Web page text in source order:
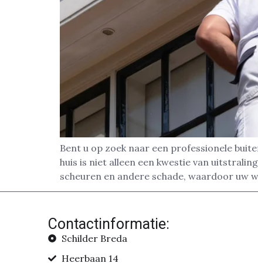
Bent u op zoek naar een professionele
huis is niet alleen een kwestie van
scheuren en andere schade, waardoor uw
Contactinformatie:
Schilder Breda
Heerbaan 14